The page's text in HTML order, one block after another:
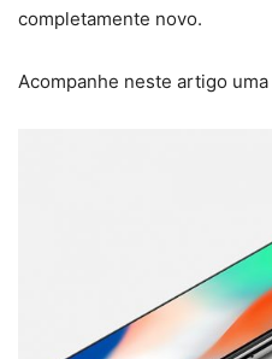
completamente novo.
Acompanhe neste artigo uma